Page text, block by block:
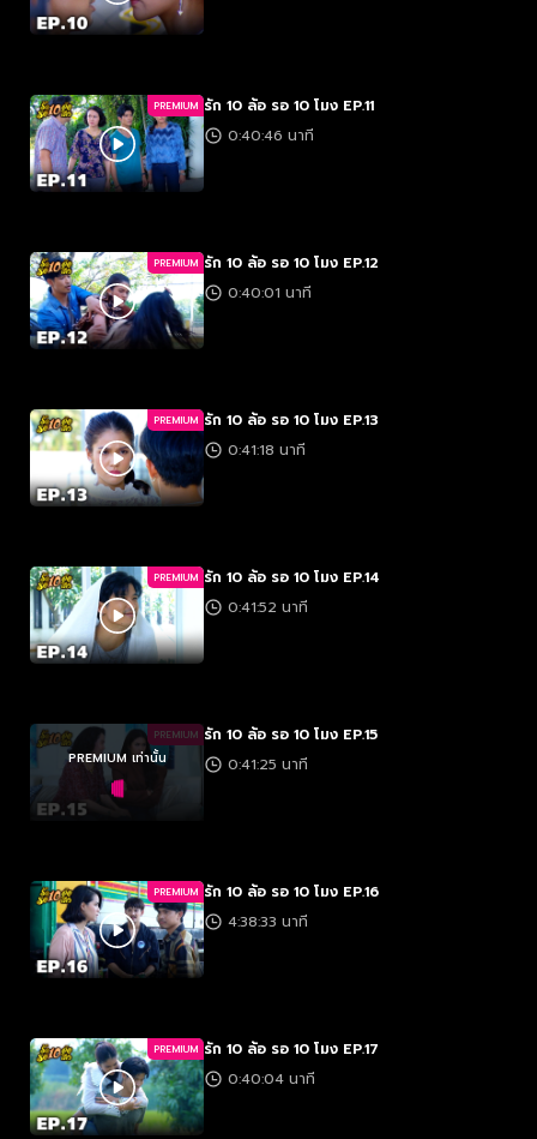
PREMIUM รัก 10 ล้อ รอ 10 โมง EP.11
0:40:46 นาที
PREMIUM รัก 10 ล้อ รอ 10 โมง EP.12
0:40:01 นาที
PREMIUM รัก 10 ล้อ รอ 10 โมง EP.13
0:41:18 นาที
PREMIUM รัก 10 ล้อ รอ 10 โมง EP.14
0:41:52 นาที
PREMIUM
PREMIUM เท่านั้น
รัก 10 ล้อ รอ 10 โมง EP.15
0:41:25 นาที
PREMIUM รัก 10 ล้อ รอ 10 โมง EP.16
4:38:33 นาที
PREMIUM รัก 10 ล้อ รอ 10 โมง EP.17
0:40:04 นาที